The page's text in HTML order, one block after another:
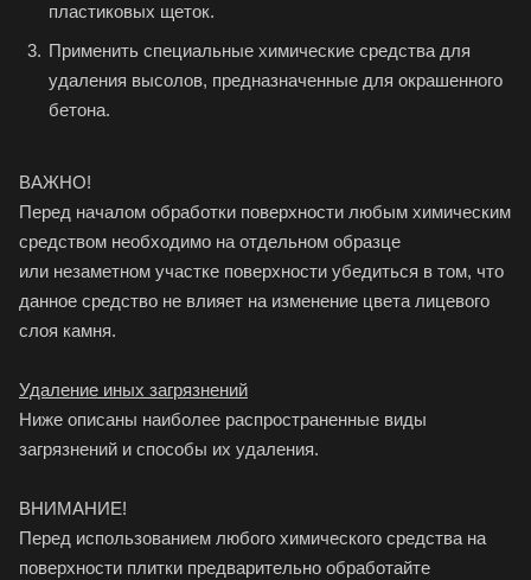
пластиковых щеток.
Применить специальные химические средства для
удаления высолов, предназначенные для окрашенного
бетона.
ВАЖНО!
Перед началом обработки поверхности любым химическим
средством необходимо на отдельном образце
или незаметном участке поверхности убедиться в том, что
данное средство не влияет на изменение цвета лицевого
слоя камня.
Удаление иных загрязнений
Ниже описаны наиболее распространенные виды
загрязнений и способы их удаления.
ВНИМАНИЕ!
Перед использованием любого химического средства на
поверхности плитки предварительно обработайте